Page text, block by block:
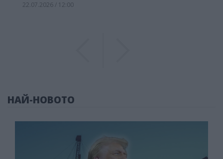
22.07.2026 / 12:00
НАЙ-НОВОТО